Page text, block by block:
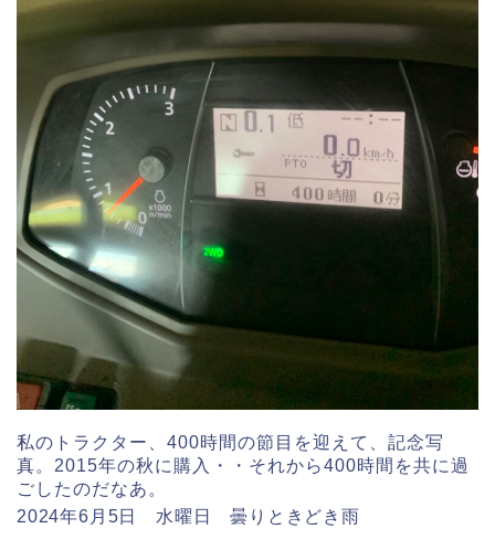
私のトラクター、400時間の節目を迎えて、記念写
真。2015年の秋に購入・・それから400時間を共に過
ごしたのだなあ。
2024年6月5日 水曜日 曇りときどき雨